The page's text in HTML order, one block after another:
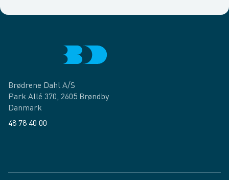
Brødrene Dahl A/S
Park Allé 370, 2605 Brøndby
Danmark
48 78 40 00